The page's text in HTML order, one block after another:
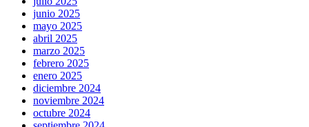
junio 2025
mayo 2025
abril 2025
marzo 2025
febrero 2025
enero 2025
diciembre 2024
noviembre 2024
octubre 2024